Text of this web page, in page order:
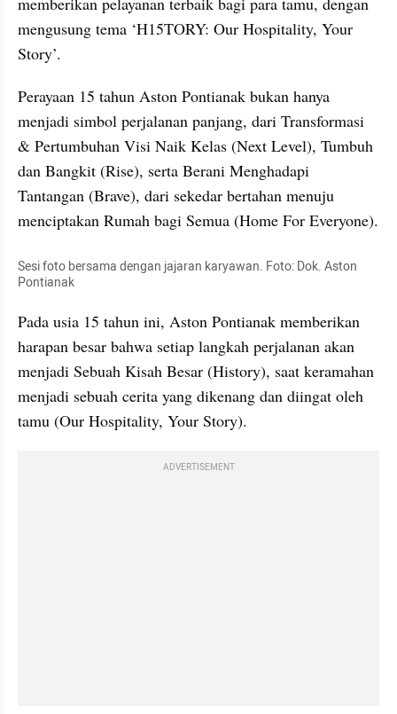
mengusung tema ‘H15TORY: Our Hospitality, Your
Story’.
Perayaan 15 tahun Aston Pontianak bukan hanya
menjadi simbol perjalanan panjang, dari Transformasi
& Pertumbuhan Visi Naik Kelas (Next Level), Tumbuh
dan Bangkit (Rise), serta Berani Menghadapi
Tantangan (Brave), dari sekedar bertahan menuju
menciptakan Rumah bagi Semua (Home For Everyone).
Sesi foto bersama dengan jajaran karyawan. Foto: Dok. Aston
Pontianak
Pada usia 15 tahun ini, Aston Pontianak memberikan
harapan besar bahwa setiap langkah perjalanan akan
menjadi Sebuah Kisah Besar (History), saat keramahan
menjadi sebuah cerita yang dikenang dan diingat oleh
tamu (Our Hospitality, Your Story).
ADVERTISEMENT